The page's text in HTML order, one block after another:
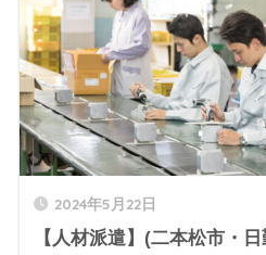
2024年5月22日
【人材派遣】(二本松市・